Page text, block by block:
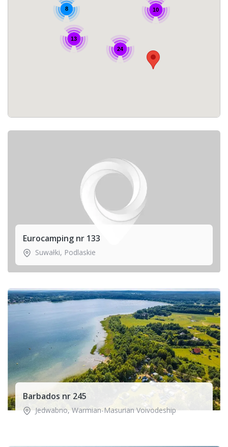
13
24
10
8
Eurocamping nr 133
Suwałki, Podlaskie
Barbados nr 245
Jedwabno,Warmian-Masurian Voivodeship